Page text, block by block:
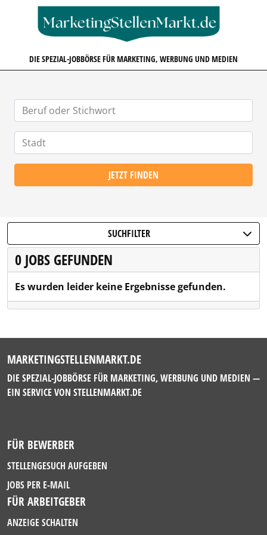
DIE SPEZIAL-JOBBÖRSE FÜR MARKETING, WERBUNG UND MEDIEN
JETZT FINDEN
SUCHFILTER
0 JOBS GEFUNDEN
Es wurden leider keine Ergebnisse gefunden.
MARKETINGSTELLENMARKT.DE
DIE SPEZIAL-JOBBÖRSE FÜR MARKETING, WERBUNG UND MEDIEN —
EIN SERVICE VON STELLENMARKT.DE
FÜR BEWERBER
STELLENGESUCH AUFGEBEN
JOBS PER E-MAIL
FÜR ARBEITGEBER
ANZEIGE SCHALTEN